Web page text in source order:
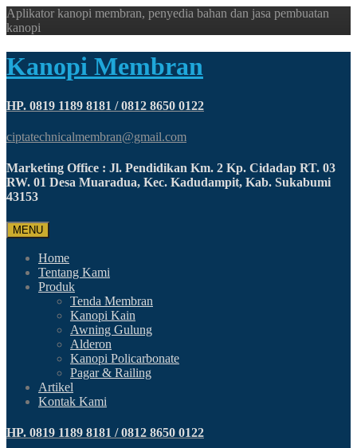
Aplikator kanopi membran, penyedia bahan dan jasa pembuatan
kanopi
Kanopi Membran
HP. 0819 1189 8181 / 0812 8650 0122
ciptatechnicalmembran@gmail.com
Marketing Office : Jl. Pendidikan Km. 2 Kp. Cidadap RT. 03
RW. 01 Desa Muaradua, Kec. Kadudampit, Kab. Sukabumi
43153
MENU
Home
Tentang Kami
Produk
Tenda Membran
Kanopi Kain
Awning Gulung
Alderon
Kanopi Policarbonate
Pagar & Railing
Artikel
Kontak Kami
HP. 0819 1189 8181 / 0812 8650 0122